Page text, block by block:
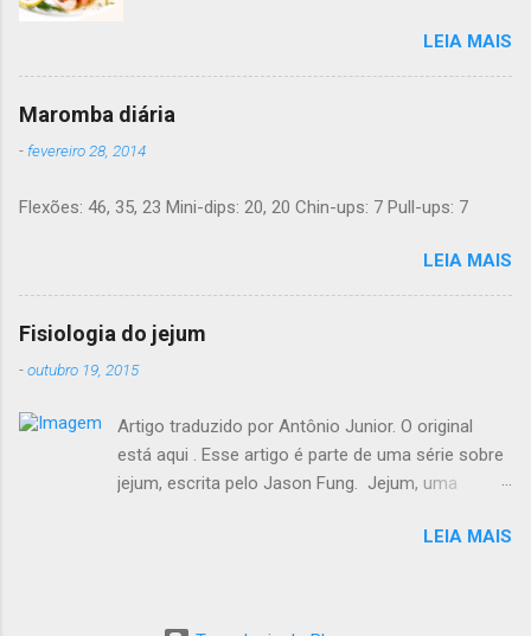
"bom demais para ser verdade", mas LCHF (low
carb, high fat - pouco carboidrato, muita
gordura) é um método que tem sido usado há
suporte com provas de que funciona. Não é
nem "substituições de refeições" bizarras, nem
senso. E toda a informação dada aqui é 100%
grátis. Introdução Uma dieta LCHF indica que
você come menos carboidratos e uma
outras comidas deliciosas até estar satisfeito -
e ainda assim perder peso. Um número de
estudos recentes de alta qualiade mostram
que LCHF torna mais fácil perder peso e
LEIA MAIS
Maromba diária
- fevereiro 28, 2014
Flexões: 46, 35, 23 Mini-dips: 20, 20 Chin-ups: 7 Pull-ups: 7
LEIA MAIS
Fisiologia do jejum
-outubro 19, 2015
Artigo traduzido por Antônio Junior. O original
está aqui . Esse artigo é parte de uma série sobre
jejum, escrita pelo Jason Fung. Jejum, uma
Crescimento Jejum e lipólise Mitos sobre o jejum
calórica x Jejum Mulheres e jejum Banquetes e
LEIA MAIS